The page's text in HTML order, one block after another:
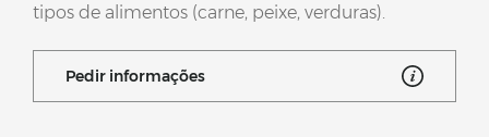
tipos de alimentos (carne, peixe, verduras).
Pedir informações